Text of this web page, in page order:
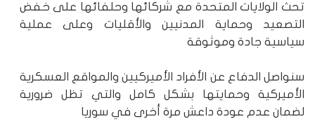
تحث الولايات المتحدة مع شركائها وحلفائها على خفض
التصعيد وحماية المدنيين والأقليات وعلى عملية
سياسية جادة وموثوقة
سنواصل الدفاع عن الأفراد الأميركيين والمواقع العسكرية
الأميركية وحمايتها بشكل كامل والتي تظل ضرورية
لضمان عدم عودة داعش مرة أخرى في سوريا